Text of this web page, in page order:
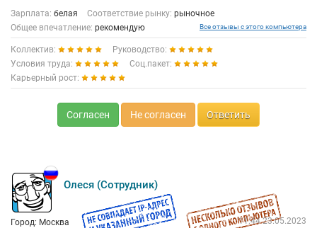
Зарплата: белая Соответствие рынку: рыночное
Общее впечатление: рекомендую Все отзывы с этого компьютера
Коллектив:
Руководство:
Условия труда:
Соц.пакет:
Карьерный рост:
Согласен Не согласен Ответить
Олеся (Сотрудник)
Город: Москва 11:44 23.05.2023